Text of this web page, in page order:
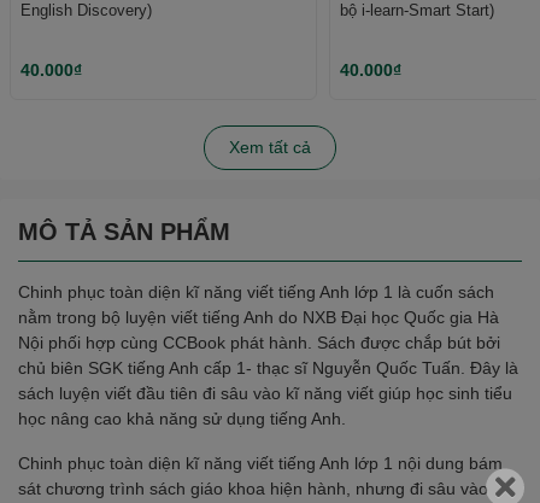
English Discovery)
40.000₫
bộ i-learn-Smart Start)
40.000₫
Xem tất cả
MÔ TẢ SẢN PHẨM
Chinh phục toàn diện kĩ năng viết tiếng Anh lớp 1 là cuốn sách
nằm trong bộ luyện viết tiếng Anh do NXB Đại học Quốc gia Hà
Nội phối hợp cùng CCBook phát hành. Sách được chắp bút bởi
chủ biên SGK tiếng Anh cấp 1- thạc sĩ Nguyễn Quốc Tuấn. Đây là
sách luyện viết đầu tiên đi sâu vào kĩ năng viết giúp học sinh tiểu
học nâng cao khả năng sử dụng tiếng Anh.
Chinh phục toàn diện kĩ năng viết tiếng Anh lớp 1 nội dung bám
sát chương trình sách giáo khoa hiện hành, nhưng đi sâu vào